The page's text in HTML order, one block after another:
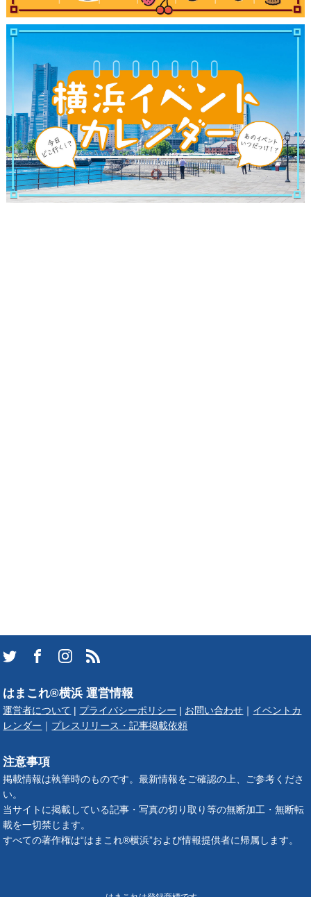
ランキング
ブログ記事
サイトについて
はまこれ®横浜 運営情報
運営者について プライバシーポリシー お問い合わせ
イベントカ
レンダー
プレスリリース・記事掲載依頼
注意事項
掲載情報は執筆時のものです。最新情報をご確認の上、ご参考くださ
い。
当サイトに掲載している記事・写真の切り取り等の無断加工・無断転
載を一切禁じます。
すべての著作権は“はまこれ®横浜”および情報提供者に帰属します。